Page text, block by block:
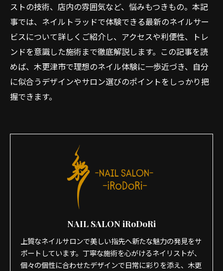
ストの技術、店内の雰囲気など、悩みもつきもの。本記
事では、ネイルトラッドで体験できる最新のネイルサー
ビスについて詳しくご紹介し、アクセスや利便性、トレ
ンドを意識した施術まで徹底解説します。この記事を読
めば、木更津市で理想のネイル体験に一歩近づき、自分
に似合うデザインやサロン選びのポイントをしっかり把
握できます。
NAIL SALON iRoDoRi
上質なネイルサロンで美しい指先へ新たな魅力の発見をサ
ポートしています。丁寧な施術を心がけるネイリストが、
個々の個性に合わせたデザインで日常に彩りを添え、木更